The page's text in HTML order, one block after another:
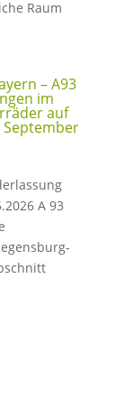
Raum
– A93
im
auf
A 93